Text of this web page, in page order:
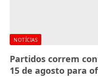
NOTÍCIAS
Partidos correm
15 de agosto para